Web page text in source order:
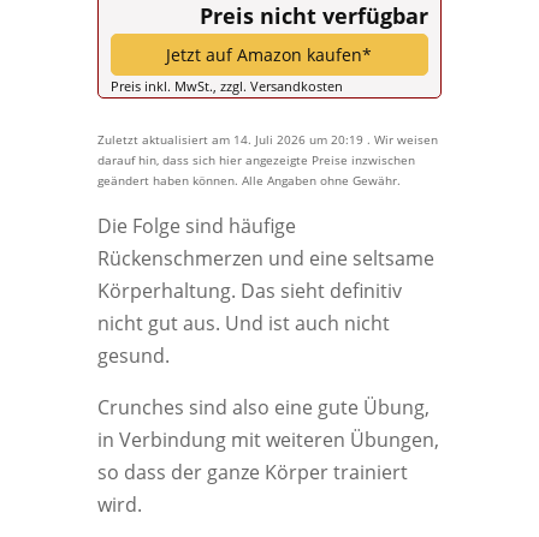
Preis nicht verfügbar
Jetzt auf Amazon kaufen*
Preis inkl. MwSt., zzgl. Versandkosten
Zuletzt aktualisiert am 14. Juli 2026 um 20:19 . Wir weisen
darauf hin, dass sich hier angezeigte Preise inzwischen
geändert haben können. Alle Angaben ohne Gewähr.
Die Folge sind häufige
Rückenschmerzen und eine seltsame
Körperhaltung. Das sieht definitiv
nicht gut aus. Und ist auch nicht
gesund.
Crunches sind also eine gute Übung,
in Verbindung mit weiteren Übungen,
so dass der ganze Körper trainiert
wird.